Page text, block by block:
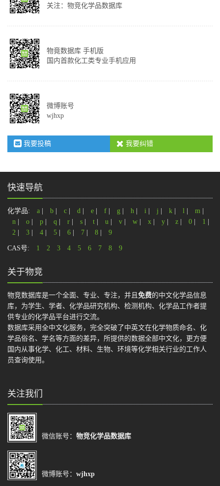
关注：物竞化学品数据库
物竟数据库 手机版
国内首款化工类专业手机应用
微博账号
wjhxp
我要投稿 我要纠错
快速导航
化学品: a b c d e f g h i j k l m
n
o p q r s t u v w x y z 0 1
2
3 4 5 6 7 8 9
CAS号: 1 2 3 4 5 6 7 8 9
关于物竞
物竞数据库是一个全面、专业、专注，并且 免费的中文化学品信息
库，为学生、学者、化学品研究机构、检测机构、化学品工作者提
供专业的化学品平台进行交流。
数据库采用全中文化服务，完全突破了中英文在化学物质命名、化
学品俗名、学名等方面的差异，所提供的数据全部中文化，更方便
国内从事化学、化工、材料、生物、环境等化学相关行业的工作人
员查询使用。
关注我们
微信账号： 物竞化学品数据库
微博账号： wjhxp